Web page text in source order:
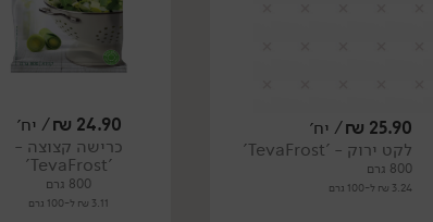
25.90
₪/ יח׳
לקט ירוק - 'TevaFrost'
800 גרם
3.24 ₪ ל-100 גרם
24.90
₪/ יח׳
כרישה קצוצה -
'TevaFrost'
800 גרם
3.11 ₪ ל-100 גרם